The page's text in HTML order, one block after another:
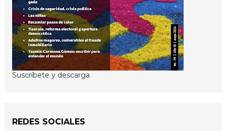
Suscríbete y descarga
REDES SOCIALES